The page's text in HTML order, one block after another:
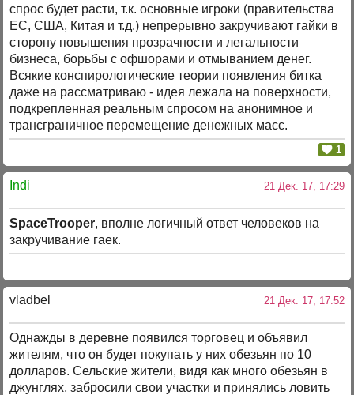
спрос будет расти, т.к. основные игроки (правительства
ЕС, США, Китая и т.д.) непрерывно закручивают гайки в
сторону повышения прозрачности и легальности
бизнеса, борьбы с офшорами и отмыванием денег.
Всякие конспирологические теории появления битка
даже на рассматриваю - идея лежала на поверхности,
подкрепленная реальным спросом на анонимное и
трансграничное перемещение денежных масс.
1
Indi 21 Дек. 17, 17:29
SpaceTrooper, вполне логичный ответ человеков на
закручивание гаек.
vladbel 21 Дек. 17, 17:52
Однажды в деревне появился торговец и объявил
жителям, что он будет покупать у них обезьян по 10
долларов. Сельские жители, видя как много обезьян в
джунглях, забросили свои участки и принялись ловить